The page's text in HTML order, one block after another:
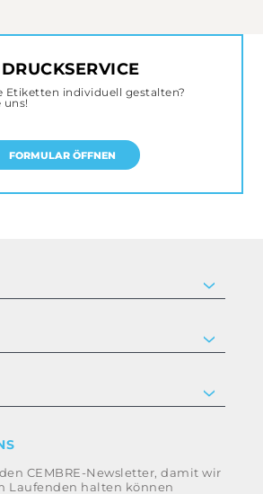
Etiketten individuell gestalten?
uns!
FORMULAR ÖFFNEN
der
CEMBRE-Newsletter, damit wir
Laufenden halten können